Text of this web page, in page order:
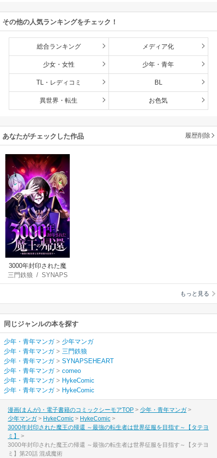
版】
その他の人気ランキングをチェック！
総合ランキング メディア化
少女・女性 少年・青年
TL・レディコミ BL
異世界・転生 お色気
あなたがチェックした作品 履歴削除
3000年封印された魔
王の帰還 ～最強の転
生者は世界征服を目
三門鉄狼 / SYNAPS
EHEART/comeo
もっと見る
同じジャンルの本を探す
少年・青年マンガ> 少年マンガ
少年・青年マンガ> 三門鉄狼
少年・青年マンガ> SYNAPSEHEART
少年・青年マンガ> comeo
少年・青年マンガ> HykeComic
少年・青年マンガ> HykeComic
漫画(まんが)・電子書籍のコミックシーモアTOP
少年・青年マンガ
少年マンガ
HykeComic
HykeComic
3000年封印された魔王の帰還 ～最強の転生者は世界征服を目指す～【タテヨ
ミ】
3000年封印された魔王の帰還 ～最強の転生者は世界征服を目指す～【タテヨ
ミ】第20話 混成魔術